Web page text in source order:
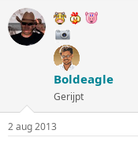
Boldeagle
Gerijpt
2 aug 2013